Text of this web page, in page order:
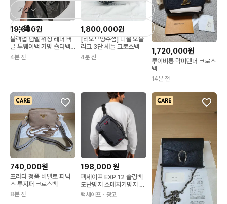
기간
모델
19,680원
블랙업 텀멜 워싱 레더 버
클 투웨이백 가방 숄더백
크로스백
4분 전
1,800,000원
[리오브양주점] 디올 오블
리크 3단 새들 크로스백
4분 전
1,720,000원
루이비통 락미텐더 크로스
백
14분 전
740,000원
프라다 정품 비텔로 피닉
스 투지퍼 크로스백
8분 전
198,000원
팩세이프 EXP 12 슬링백
도난방지 소매치기방지 유
럽여행가방 이중보안버클
RFID스캔차단 2컬러
팩세이프 ・광고